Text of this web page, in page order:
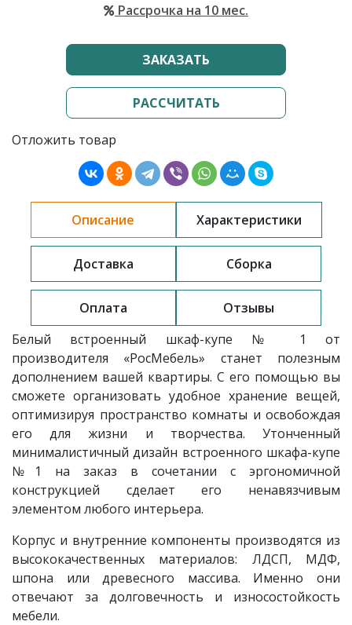
Рассрочка на 10 мес.
ЗАКАЗАТЬ
РАССЧИТАТЬ
Отложить товар
Описание Характеристики
Доставка Сборка
Оплата
Отзывы
Белый встроенный шкаф-купе № 1 от
производителя «РосМебель» станет полезным
дополнением вашей квартиры. С его помощью вы
сможете организовать удобное хранение вещей,
оптимизируя пространство комнаты и освобождая
его для жизни и творчества. Утонченный
минималистичный дизайн встроенного шкафа-купе
№1 на заказ в сочетании с эргономичной
конструкцией сделает его ненавязчивым
элементом любого интерьера.
Корпус и внутренние компоненты производятся из
высококачественных материалов: ЛДСП, МДФ,
шпона или древесного массива. Именно они
отвечают за долговечность и износостойкость
мебели.